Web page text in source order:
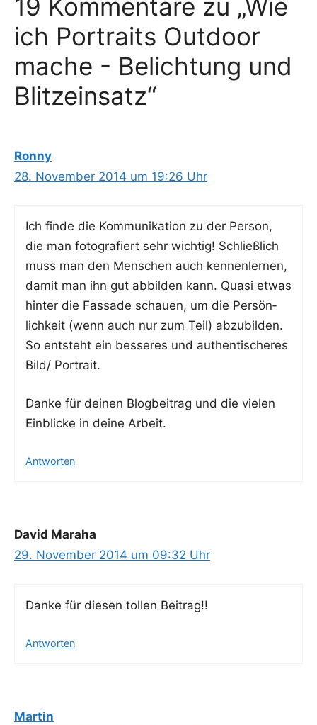
19 Kommentare zu „Wie
ich Portraits Outdoor
mache - Belichtung und
Blitzeinsatz“
Ronny
28. November 2014 um 19:26 Uhr
Ich fin­de die Kom­mu­ni­ka­ti­on zu der Per­son,
die man foto­gra­fiert sehr wich­tig! Schließ­lich
muss man den Men­schen auch ken­nen­ler­nen,
damit man ihn gut abbil­den kann. Qua­si etwas
hin­ter die Fas­sa­de schau­en, um die Per­sön­
lich­keit (wenn auch nur zum Teil) abzu­bil­den.
So ent­steht ein bes­se­res und authen­ti­sche­res
Bild/ Portrait.
Dan­ke für dei­nen Blog­bei­trag und die vie­len
Ein­bli­cke in dei­ne Arbeit.
Antworten
David Maraha
29. November 2014 um 09:32 Uhr
Dan­ke für die­sen tol­len Beitrag!!
Antworten
Martin